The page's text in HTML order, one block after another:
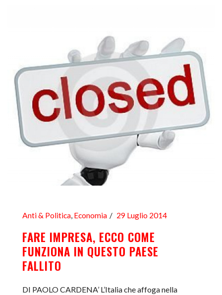
Anti & Politica, Economia 29 Luglio 2014
FARE IMPRESA, ECCO COME
FUNZIONA IN QUESTO PAESE
FALLITO
DI PAOLO CARDENA’ L’Italia che affoga nella